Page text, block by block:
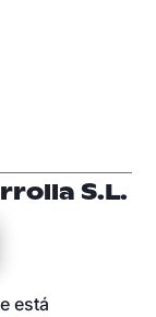
S.L.
está